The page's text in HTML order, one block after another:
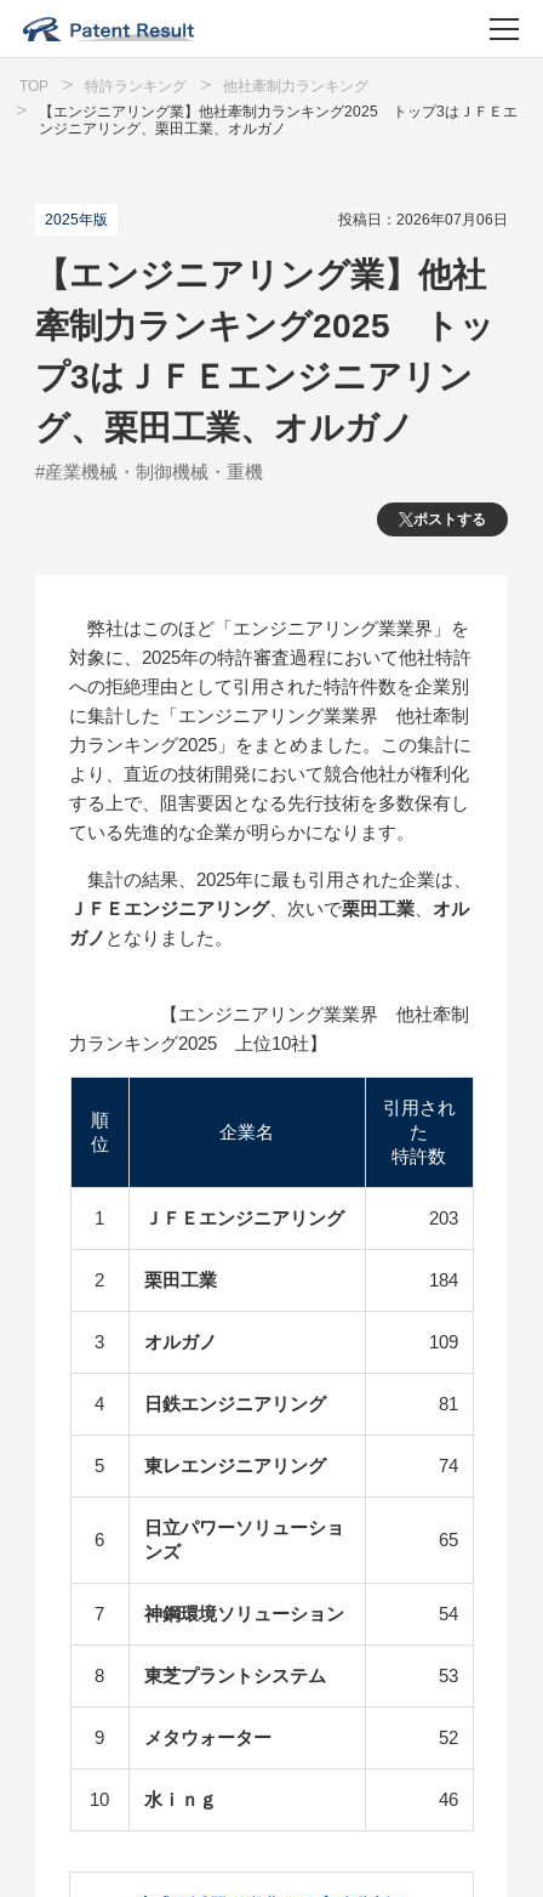
TOP 特許ランキング
他社牽制力ランキング
【エンジニアリング業】他社牽制力ランキング2025 トップ3はＪＦＥエ
ンジニアリング、栗田工業、オルガノ
2025年版 投稿日：2026年07月06日
ポストする
【エンジニアリング業】他社
牽制力ランキング2025 トッ
プ3はＪＦＥエンジニアリン
グ、栗田工業、オルガノ
#産業機械・制御機械・重機
弊社はこのほど「エンジニアリング業業界」を
対象に、2025年の特許審査過程において他社特許
への拒絶理由として引用された特許件数を企業別
に集計した「エンジニアリング業業界 他社牽制
力ランキング2025」をまとめました。この集計に
より、直近の技術開発において競合他社が権利化
する上で、阻害要因となる先行技術を多数保有し
ている先進的な企業が明らかになります。
集計の結果、2025年に最も引用された企業は、
ＪＦＥエンジニアリング、次いで栗田工業 、オル
ガノ となりました。
【エンジニアリング業業界 他社牽制
力ランキング2025 上位10社】
順
位
企業名
引用され
た
特許数
1 ＪＦＥエンジニアリング 203
2 栗田工業 184
3 オルガノ 109
4 日鉄エンジニアリング 81
5 東レエンジニアリング 74
6
日立パワーソリューショ
ンズ
65
7 神鋼環境ソリューション 54
8 東芝プラントシステム 53
9 メタウォーター 52
10 水ｉｎｇ 46